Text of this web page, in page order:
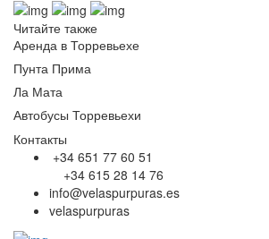
Читайте также
Аренда в Торревьехе
Пунта Прима
Ла Мата
Автобусы Торревьехи
Контакты
+34 651 77 60 51
+34 615 28 14 76
info@velaspurpuras.es
velaspurpuras